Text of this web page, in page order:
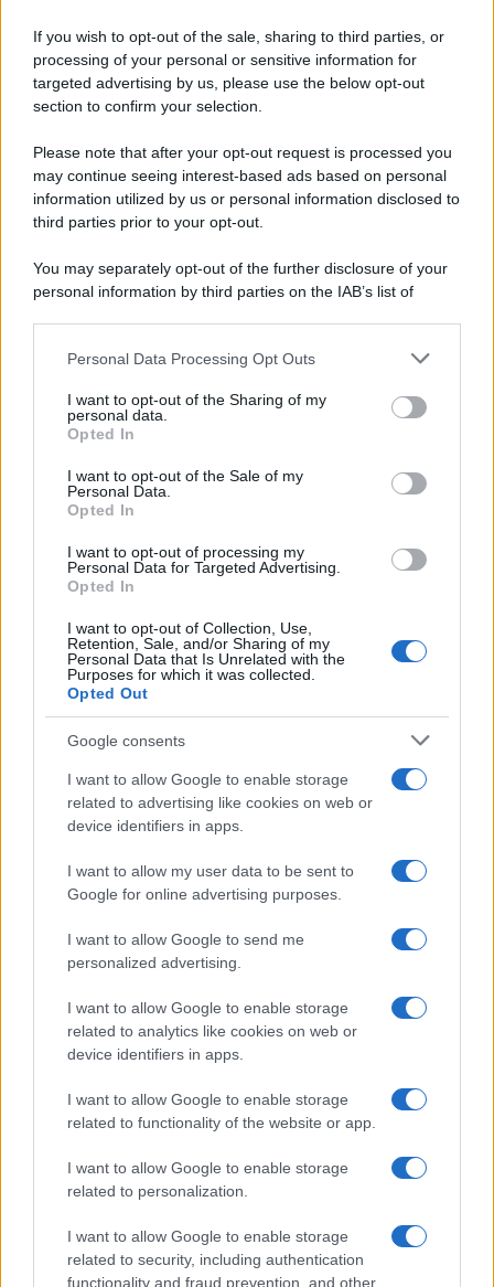
If you wish to opt-out of the sale, sharing to third parties, or
processing of your personal or sensitive information for
targeted advertising by us, please use the below opt-out
section to confirm your selection.
Please note that after your opt-out request is processed you
may continue seeing interest-based ads based on personal
information utilized by us or personal information disclosed to
third parties prior to your opt-out.
You may separately opt-out of the further disclosure of your
personal information by third parties on the IAB’s list of
This information may also be disclosed by us to third parties
disclose it to other third parties.
Please note that this website/app uses one or more Google
services and may gather and store information including but
not limited to your visit or usage behaviour. You may click to
grant or deny consent to Google and its third-party tags to
consent section.
Personal Data Processing Opt Outs
I want to opt-out of the Sharing of my
personal data.
Opted In
I want to opt-out of the Sale of my
Personal Data.
Opted In
I want to opt-out of processing my
Personal Data for Targeted Advertising.
Opted In
I want to opt-out of Collection, Use,
Retention, Sale, and/or Sharing of my
Personal Data that Is Unrelated with the
Purposes for which it was collected.
Opted Out
Google consents
I want to allow Google to enable storage
related to advertising like cookies on web or
device identifiers in apps.
I want to allow my user data to be sent to
Google for online advertising purposes.
I want to allow Google to send me
personalized advertising.
I want to allow Google to enable storage
related to analytics like cookies on web or
device identifiers in apps.
I want to allow Google to enable storage
related to functionality of the website or app.
I want to allow Google to enable storage
related to personalization.
I want to allow Google to enable storage
related to security, including authentication
functionality and fraud prevention, and other
Salernitana, il ritiro estivo si chiude con il tris al
Catanzaro Primavera (3-0)
CHI SIAMO CONTATTI PUBBLICITÀ LAVORA CON NOI
OTTO CHANNEL